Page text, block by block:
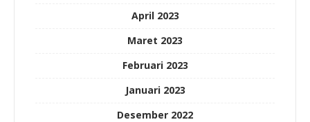
April 2023
Maret 2023
Februari 2023
Januari 2023
Desember 2022